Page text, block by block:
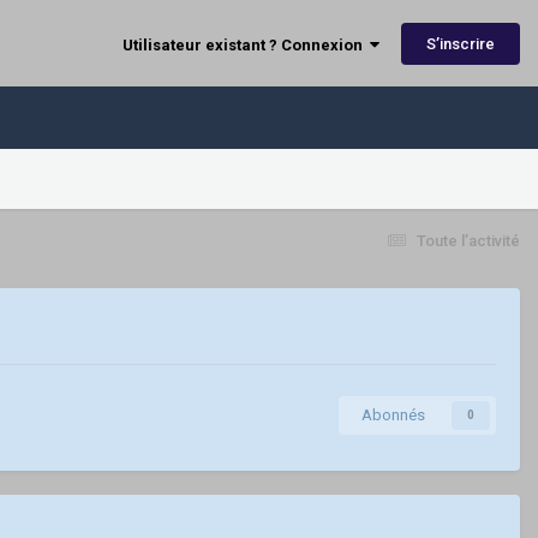
Utilisateur existant ? Connexion S’inscrire
Toute l’activité
Abonnés 0